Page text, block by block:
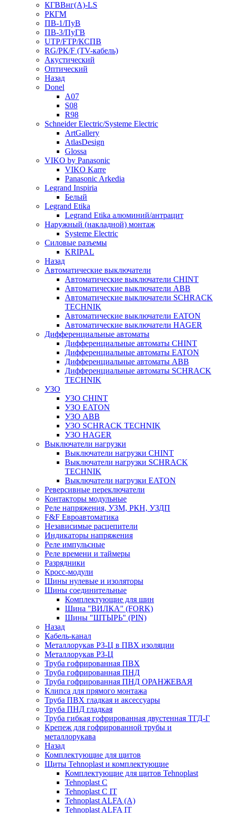
КГВВнг(А)-LS
РКГМ
ПВ-1/ПуВ
ПВ-3/ПуГВ
UTP/FTP/КСПВ
RG/РК/F (TV-кабель)
Акустический
Оптический
Назад
Donel
A07
S08
R98
Schneider Electric/Systeme Electric
ArtGallery
AtlasDesign
Glossa
VIKO by Panasonic
VIKO Karre
Panasonic Arkedia
Legrand Inspiria
Белый
Legrand Etika
Legrand Etika алюминий/антрацит
Наружный (накладной) монтаж
Systeme Electric
Силовые разъемы
KRIPAL
Назад
Автоматические выключатели
Автоматические выключатели CHINT
Автоматические выключатели ABB
Автоматические выключатели SCHRACK
TECHNIK
Автоматические выключатели EATON
Автоматические выключатели HAGER
Дифференциальные автоматы
Дифференциальные автоматы CHINT
Дифференциальные автоматы EATON
Дифференциальные автоматы ABB
Дифференциальные автоматы SCHRACK
TECHNIK
УЗО
УЗО CHINT
УЗО EATON
УЗО ABB
УЗО SCHRACK TECHNIK
УЗО HAGER
Выключатели нагрузки
Выключатели нагрузки CHINT
Выключатели нагрузки SCHRACK
TECHNIK
Выключатели нагрузки EATON
Реверсивные переключатели
Контакторы модульные
Реле напряжения, УЗМ, РКН, УЗДП
F&F Евроавтоматика
Независимые расцепители
Индикаторы напряжения
Реле импульсные
Реле времени и таймеры
Разрядники
Кросс-модули
Шины нулевые и изоляторы
Шины соединительные
Комплектующие для шин
Шина "ВИЛКА" (FORK)
Шины "ШТЫРЬ" (PIN)
Назад
Кабель-канал
Металлорукав РЗ-Ц в ПВХ изоляции
Металлорукав РЗ-Ц
Труба гофрированная ПВХ
Труба гофрированная ПНД
Труба гофрированная ПНД ОРАНЖЕВАЯ
Клипса для прямого монтажа
Труба ПВХ гладкая и аксессуары
Труба ПНД гладкая
Труба гибкая гофрированная двустенная ТГД-Г
Крепеж для гофрированной трубы и
металлорукава
Назад
Комплектующие для щитов
Щиты Tehnoplast и комплектующие
Комплектующие для щитов Tehnoplast
Tehnoplast C
Tehnoplast C IT
Tehnoplast ALFA (А)
Tehnoplast ALFA IT